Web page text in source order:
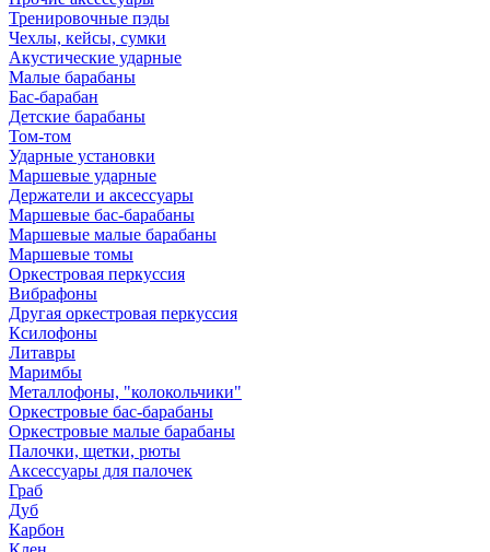
Тренировочные пэды
Чехлы, кейсы, сумки
Акустические ударные
Mалые барабаны
Бас-барабан
Детские барабаны
Том-том
Ударные установки
Маршевые ударные
Держатели и аксессуары
Маршевые бас-барабаны
Маршевые малые барабаны
Маршевые томы
Оркестровая перкуссия
Вибрафоны
Другая оркестровая перкуссия
Ксилофоны
Литавры
Маримбы
Металлофоны, "колокольчики"
Оркестровые бас-барабаны
Оркестровые малые барабаны
Палочки, щетки, рюты
Аксессуары для палочек
Граб
Дуб
Карбон